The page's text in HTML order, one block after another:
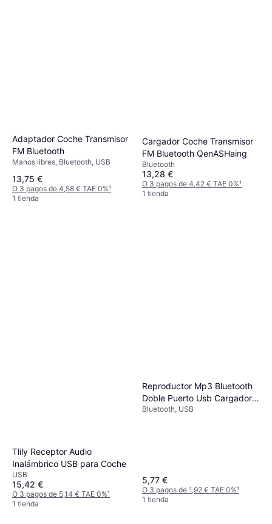
Adaptador Coche Transmisor
FM Bluetooth
Manos libres, Bluetooth, USB
13,75 €
O 3 pagos de 4,58 € TAE 0%¹
1 tienda
Cargador Coche Transmisor
FM Bluetooth QenASHaing
Bluetooth
13,28 €
O 3 pagos de 4,42 € TAE 0%¹
1 tienda
Tlily Receptor Audio
Inalámbrico USB para Coche
USB
15,42 €
O 3 pagos de 5,14 € TAE 0%¹
1 tienda
Reproductor Mp3 Bluetooth
Doble Puerto Usb Cargador
Teléfono
Bluetooth, USB
5,77 €
O 3 pagos de 1,92 € TAE 0%¹
1 tienda